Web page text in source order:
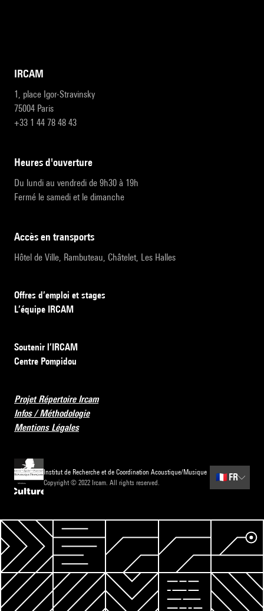
IRCAM
1, place Igor-Stravinsky
75004 Paris
+33 1 44 78 48 43
heures d'ouverture
Du lundi au vendredi de 9h30 à 19h
Fermé le samedi et le dimanche
accès en transports
Hôtel de Ville, Rambuteau, Châtelet, Les Halles
Offres d’emploi et stages
L’équipe IRCAM
Soutenir l’IRCAM
Centre Pompidou
Projet Répertoire Ircam
Infos / Méthodologie
Mentions Légales
Institut de Recherche et de Coordination Acoustique/Musique
Copyright © 2022 Ircam. All rights reserved.
🇫🇷 FR